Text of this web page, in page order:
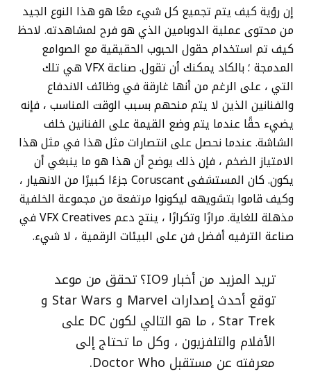
إن رؤية كيف يتم تجميع كل شيء معًا هو هذا النوع الجيد
من محتوى عملية الدوبامين الذي هو فرح لمشاهدته. لاحظ
كيف تم استخدام حقول الحبوب الحقيقية مع الصوامع
المدمجة ؛ بالكاد يمكنك أن تقول. صناعة VFX هي تلك
التي ، على الرغم من أنها غارقة في وظائف الاندفاع
والفنانين الذين لا يتم منحهم بسبب الوقت المناسب ، فإنه
يضيء حقًا عندما يتم وضع القيمة على الفنانين خلف
الشاشة. عندما نحصل على انتصارات مثل هذا في مثل هذا
الامتياز الضخم ، فإن ذلك يوضح أن هذا هو ما ينبغي أن
يكون. كان المستشفى Coruscant جزءًا كبيرًا من الانهيار ،
وكيف قاموا بتشويهه ليكونوا مرتفعة من مجموعة الخلفية
مذهلة للغاية. مرارًا وتكرارًا ، ينتج دعم VFX Creatives في
صناعة الترفيه أفضل فن على البيئات الرقمية ، لا شيء.
تريد المزيد من أخبار IO9؟ تحقق من موعد
توقع أحدث إصدارات Marvel و Star Wars و
Star Trek ، ما هو التالي لكون DC على
الأفلام والتلفزيون ، وكل ما تحتاج إلى
معرفته عن مستقبل Doctor Who.